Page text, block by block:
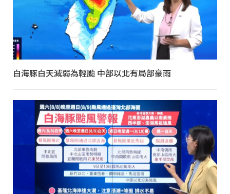
白海豚白天減弱為輕颱 中部以北有局部豪雨